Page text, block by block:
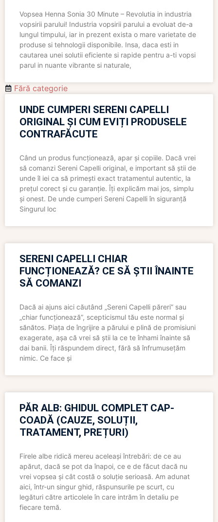
Vopsea Henna Sonia 30 Minute – Revolutia in industria
vopsirii parului! Industria vopsirii parului a evoluat de-a
lungul timpului, iar in prezent exista o mare varietate de
produse si tehnologii disponibile. Insa, daca esti in
cautarea unei solutii eficiente si rapide pentru a-ti vopsi
parul in nuante vibrante si naturale,
Fără categorie
UNDE CUMPERI SERENI CAPELLI
ORIGINAL ȘI CUM EVIȚI PRODUSELE
CONTRAFĂCUTE
Când un produs funcționează, apar și copiile. Dacă vrei
să comanzi Sereni Capelli original, e important să știi de
unde îl iei ca să primești exact tratamentul autentic, la
prețul corect și cu garanție. Îți explicăm mai jos, simplu
și onest. De unde cumperi Sereni Capelli în siguranță
Singurul loc
SERENI CAPELLI CHIAR
FUNCȚIONEAZĂ? CE SĂ ȘTII ÎNAINTE
SĂ COMANZI
Dacă ai ajuns aici căutând „Sereni Capelli păreri” sau
„chiar funcționează”, scepticismul tău este normal și
sănătos. Piața de îngrijire a părului e plină de promisiuni
exagerate, așa că vrei să știi la ce te înhami înainte să
dai banii. Îți răspundem direct, fără să înfrumusețăm
nimic. Ce face și
PĂR ALB: GHIDUL COMPLET CAP-
COADĂ (CAUZE, SOLUȚII,
TRATAMENT, PREȚURI)
Firele albe ridică mereu aceleași întrebări: de ce au
apărut, dacă se pot da înapoi, ce e de făcut dacă nu
vrei vopsea și cât costă o soluție serioasă. Am adunat
aici, într-un singur ghid, răspunsurile pe scurt, cu
legături către articolele în care intrăm în detaliu pe
fiecare temă.